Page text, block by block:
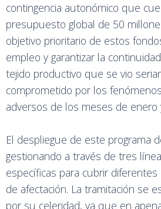
contingencia autonómico que
presupuesto global de 50
objetivo prioritario de estos
empleo y garantizar la
tejido productivo que se vio
comprometido por los
adversos de los meses de enero
El despliegue de este programa
gestionando a través de tres
específicas para cubrir
de afectación. La tramitación se
por su celeridad, ya que en